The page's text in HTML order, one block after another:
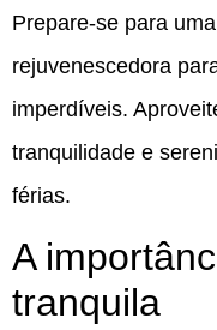
Prepare-se para
rejuvenescedora
imperdíveis.
tranquilidade e
férias.
A
tranquila